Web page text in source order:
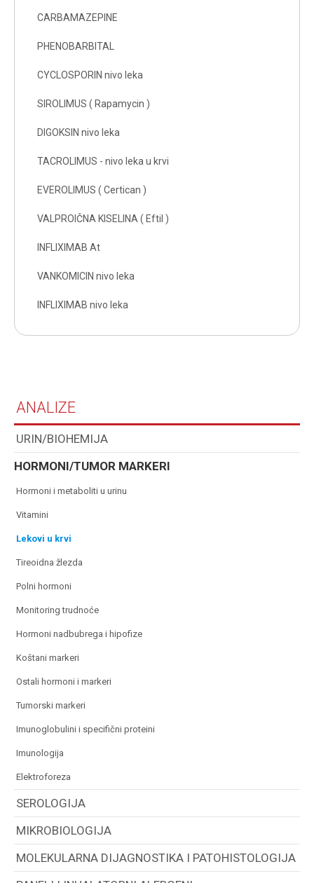
CARBAMAZEPINE
PHENOBARBITAL
CYCLOSPORIN nivo leka
SIROLIMUS ( Rapamycin )
DIGOKSIN nivo leka
TACROLIMUS - nivo leka u krvi
EVEROLIMUS ( Certican )
VALPROIČNA KISELINA ( Eftil )
INFLIXIMAB At
VANKOMICIN nivo leka
INFLIXIMAB nivo leka
ANALIZE
URIN/BIOHEMIJA
HORMONI/TUMOR MARKERI
hormoni i metaboliti u urinu
vitamini
lekovi u krvi
tireoidna žlezda
polni hormoni
monitoring trudnoće
hormoni nadbubrega i hipofize
koštani markeri
ostali hormoni i markeri
tumorski markeri
imunoglobulini i specifični proteini
imunologija
elektroforeza
SEROLOGIJA
MIKROBIOLOGIJA
MOLEKULARNA DIJAGNOSTIKA I PATOHISTOLOGIJA